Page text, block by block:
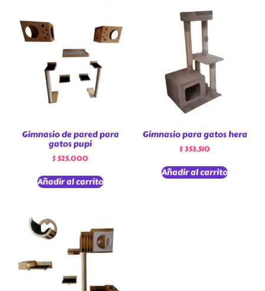
Gimnasio de pared para
gatos pupi
$525.000
Añadir al carrito
Gimnasio para gatos hera
$353.510
Añadir al carrito